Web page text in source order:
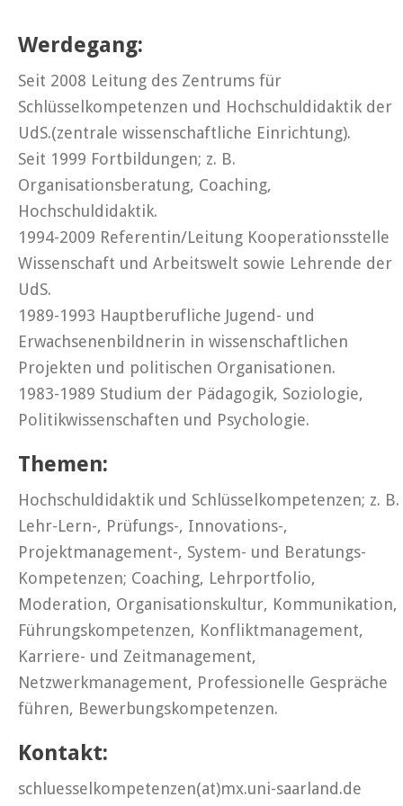
Werdegang:
Seit 2008 Leitung des Zentrums für
Schlüsselkompetenzen und Hochschuldidaktik der
UdS.(zentrale wissenschaftliche Einrichtung).
Seit 1999 Fortbildungen; z. B.
Organisationsberatung, Coaching,
Hochschuldidaktik.
1994-2009 Referentin/Leitung Kooperationsstelle
Wissenschaft und Arbeitswelt sowie Lehrende der
UdS.
1989-1993 Hauptberufliche Jugend- und
Erwachsenenbildnerin in wissenschaftlichen
Projekten und politischen Organisationen.
1983-1989 Studium der Pädagogik, Soziologie,
Politikwissenschaften und Psychologie.
Themen:
Hochschuldidaktik und Schlüsselkompetenzen; z. B.
Lehr-Lern-, Prüfungs-, Innovations-,
Projektmanagement-, System- und Beratungs-
Kompetenzen; Coaching, Lehrportfolio,
Moderation, Organisationskultur, Kommunikation,
Führungskompetenzen, Konfliktmanagement,
Karriere- und Zeitmanagement,
Netzwerkmanagement, Professionelle Gespräche
führen, Bewerbungskompetenzen.
Kontakt:
schluesselkompetenzen(at)mx.uni-saarland.de